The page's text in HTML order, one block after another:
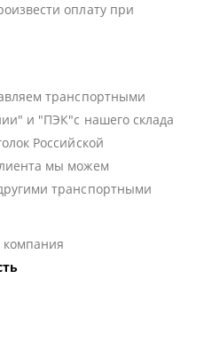
оплату при
транспортными
и "ПЭК"с нашего склада
Российской
мы можем
транспортными